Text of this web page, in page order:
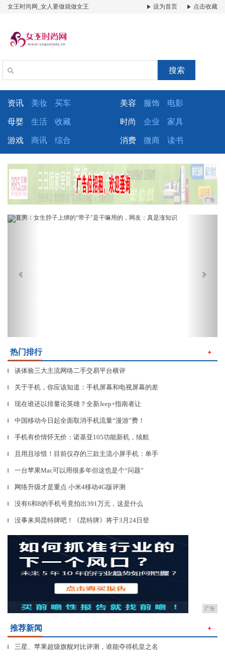
女王时尚网_女人要做就做女王 设为首页 点击收藏
搜索
资讯 美妆 买车 美容 服饰 电影
母婴 生活 收藏 时尚 企业 家具
游戏 商讯 综合 消费 微商 读书
广告
Previous
热门排行 ＋
▎ 谈体验三大主流网络二手交易平台横评
▎ 关于手机，你应该知道：手机屏幕和电视屏幕的差
▎ 现在谁还以排量论英雄？全新Jeep+指南者让
▎ 中国移动今日起全面取消手机流量“漫游”费！
▎ 手机有价情怀无价：诺基亚105功能新机，续航
▎ 且用且珍惜！目前仅存的三款主流小屏手机：单手
▎ 一台苹果Mac可以用很多年但这也是个“问题”
▎ 网络升级才是重点 小米4移动4G版评测
▎ 没有6和8的手机号竟拍出391万元，这是什么
▎ 没事来局昆特牌吧！《昆特牌》将于3月24日登
广告
推荐新闻 ＋
▎ 三星、苹果超级旗舰对比评测，谁能夺得机皇之名